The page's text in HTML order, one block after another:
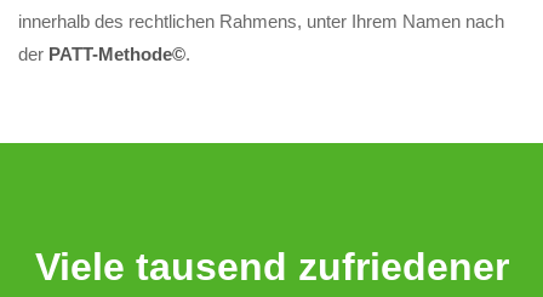
innerhalb des rechtlichen Rahmens, unter Ihrem Namen nach
der PATT-Methode©.
Viele tausend zufriedener